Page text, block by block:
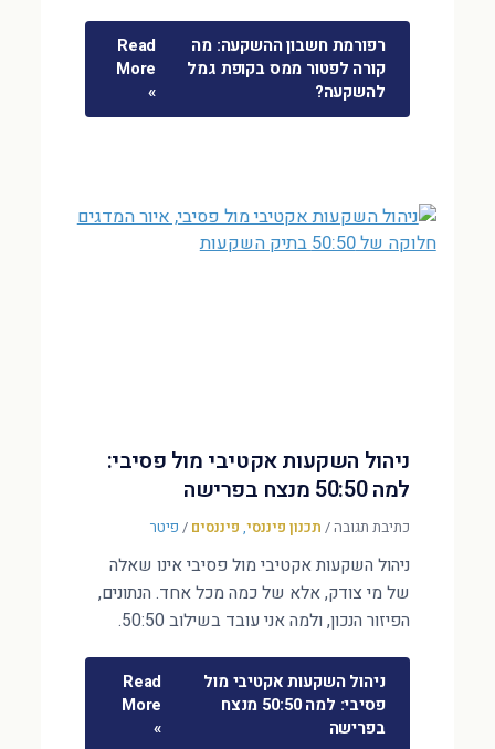
רפורמת חשבון ההשקעה: מה
קורה לפטור ממס בקופת גמל
להשקעה?
Read
More
»
ניהול השקעות אקטיבי מול פסיבי:
למה 50:50 מנצח בפרישה
כתיבת תגובה/ תכנון פיננסי, פיננסים / פיטר
ניהול השקעות אקטיבי מול פסיבי אינו שאלה
של מי צודק, אלא של כמה מכל אחד. הנתונים,
הפיזור הנכון, ולמה אני עובד בשילוב 50:50.
ניהול השקעות אקטיבי מול
פסיבי: למה 50:50 מנצח
בפרישה
Read
More
»